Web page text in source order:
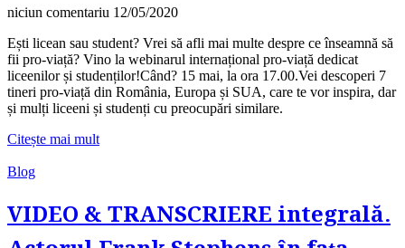
niciun comentariu 12/05/2020
Ești licean sau student? Vrei să afli mai multe despre ce înseamnă să
fii pro-viață? Vino la webinarul internațional pro-viață dedicat
liceenilor și studenților!Când? 15 mai, la ora 17.00.Vei descoperi 7
tineri pro-viață din România, Europa și SUA, care te vor inspira, dar
și mulți liceeni și studenți cu preocupări similare.
Citește mai mult
Blog
VIDEO & TRANSCRIERE integrală.